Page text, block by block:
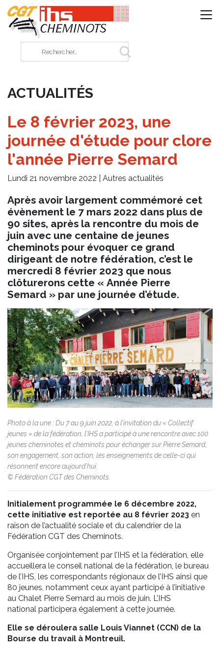
ACTUALITÉS
Le 8 février 2023, une
journée d'étude pour clore
l'année Pierre Semard
Lundi 21 novembre 2022 | Autres actualités
Après avoir largement commémoré cet
évènement le 7 mars 2022 dans plus de
90 sites, après la rencontre du mois de
juin avec une centaine de jeunes
cheminots pour évoquer ce grand
dirigeant de notre fédération, c’est le
mercredi 8 février 2023 que nous
clôturerons cette « Année Pierre
Semard » par une journée d’étude.
Photo à la une : Du 7 au 9 juin 2022, à l’invitation du « Collectif
jeunes » de la fédération, l’IHS a participé à une rencontre avec 100
jeunes cheminotes et cheminots pour échanger sur Pierre Semard,
son engagement, son action, les enseignements de celle-ci qui
résonnent encore aujourd’hui.
© Fédération CGT des Cheminots.
Initialement programmée le 6 décembre 2022,
cette initiative est reportée au 8 février 2023 en
raison de l’actualité sociale et du calendrier de la
Fédération CGT des Cheminots.
Organisée conjointement par l’IHS et la fédération, elle
accueillera le conseil national de la fédération, le bureau
de l’IHS, les correspondants régionaux de l’IHS ainsi que
80 jeunes, notamment ceux ayant participé à l’initiative
au Chalet Pierre Semard au mois de juin. L’IHS
national participera également à cette journée.
Elle se déroulera salle Louis Viannet (CCN) de la
Bourse du travail à Montreuil.
Panneau de gestion des cookies